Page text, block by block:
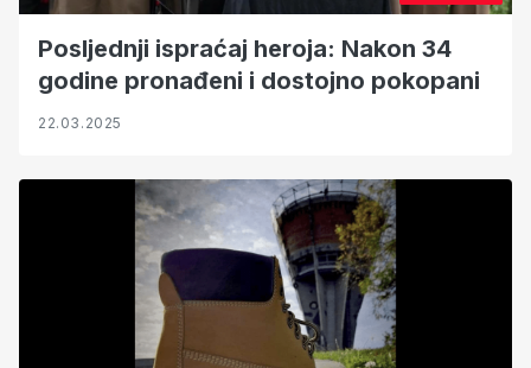
Posljednji ispraćaj heroja: Nakon 34
godine pronađeni i dostojno pokopani
22.03.2025